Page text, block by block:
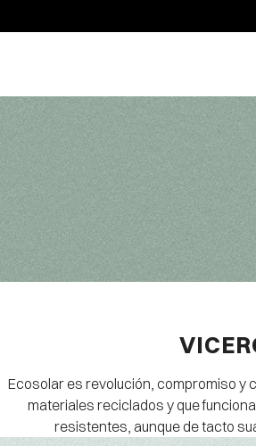
Ecosolar es revolución, compromiso y
materiales reciclados y que
resistentes, aunque de tacto